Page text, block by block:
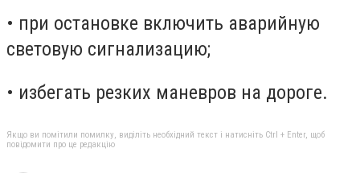
• при остановке включить аварийную
световую сигнализацию;
• избегать резких маневров на дороге.
Якщо ви помітили помилку, виділіть необхідний текст і натисніть Ctrl + Enter, щоб
повідомити про це редакцію